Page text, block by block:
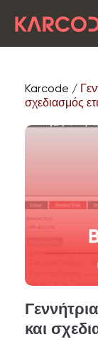
Karcode /
σχεδιασμός
και